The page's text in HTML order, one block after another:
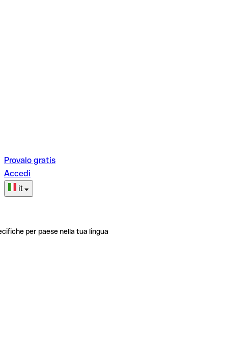
Provalo gratis
Accedi
it
per paese nella tua lingua